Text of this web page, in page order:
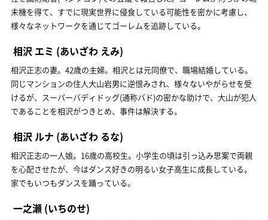
末機を得て、すでに現実世界に侵食している可能性を密かに考慮し、
様々なネットワークを通じてゴーレムを追跡している。
相沢 エミ (あいざわ えみ)
相沢正志の妻。42歳の主婦。相沢とは元同僚で、職場結婚している。
同じマンションの住人大山岩男に逆恨みされ、様々ないやがらせを受
けるが、スーパーバディドッグ(通称バド)の密かな助けで、大山が犯人
であることを相沢がつきとめ、事件は解決する。
相沢 ルナ (あいざわ るな)
相沢正志の一人娘。16歳の高校生。小学生の頃は引っ込み思案で両親
を心配させたが、今はダンス好きの明るい女子高生に成長している。
家でもいつもダンスを踊っている。
一之瀬 (いちのせ)